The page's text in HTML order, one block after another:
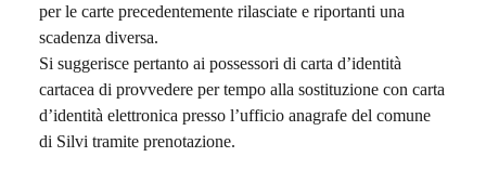
per le carte precedentemente rilasciate e riportanti una
scadenza diversa.
Si suggerisce pertanto ai possessori di carta d’identità
cartacea di provvedere per tempo alla sostituzione con carta
d’identità elettronica presso l’ufficio anagrafe del comune
di Silvi tramite prenotazione.